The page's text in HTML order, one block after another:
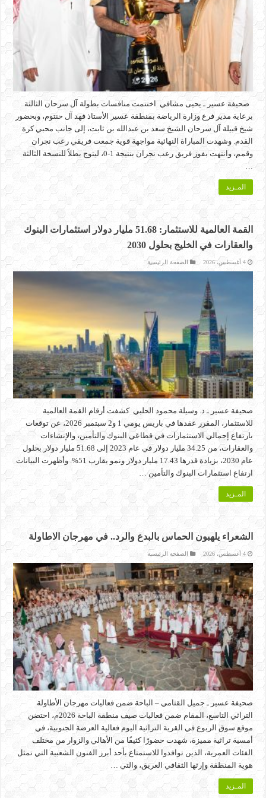
صحيفة عسير ـ يحيى مشافي اختتمت منافسات بطولة آل سرحان الثالثة
برعاية مدير فرع وزارة الرياضة بمنطقة عسير الأستاذ فهد آل حنتوم، وبحضور
شيخ قبيلة آل سرحان الشيخ سعد بن عبدالله بن ثابت، إلى جانب محبي كرة
القدم. وشهدت المباراة النهائية مواجهة قوية جمعت فريقي رعب نجران
وقمم، وانتهت بفوز فريق رعب نجران بنتيجة 1-0، ليتوج بطلاً للنسخة الثالثة
…
المـزيد
القمة العالمية للاستثمار: 51.68 مليار دولار استثمارات البنوك
والعقارات في الخليج بحلول 2030
4 أغسطس، 2026 الصفحة الرئيسية
صحيفة عسير ـ د. وسيلة محمود الحلبي كشفت أرقام القمة العالمية
للاستثمار، المقرر عقدها في باريس يومي 1 و2 سبتمبر 2026، عن توقعات
بارتفاع إجمالي الاستثمارات في قطاعَي البنوك والتأمين، والإنشاءات
والعقارات، من 34.25 مليار دولار في عام 2023 إلى 51.68 مليار دولار بحلول
عام 2030، بزيادة قدرها 17.43 مليار دولار ونمو يقارب 51%. وأظهرت البيانات
ارتفاع استثمارات البنوك والتأمين …
المـزيد
الشعراء يلهبون الحماس بالبدع والرد.. في مهرجان الاطاولة
4 أغسطس، 2026 الصفحة الرئيسية
صحيفة عسير ـ جميل القثامي – الباحة ضمن فعاليات مهرجان الأطاولة
التراثي التاسع، المقام ضمن فعاليات صيف منطقة الباحة 2026م، احتضن
موقع سوق الربوع في القرية التراثية اليوم فعالية العرضة الجنوبية، في
أمسية تراثية مميزة، شهدت حضورًا كثيفًا من الأهالي والزوار من مختلف
الفئات العمرية، الذين توافدوا للاستمتاع بأحد أبرز الفنون الشعبية التي تمثل
هوية المنطقة وإرثها الثقافي العريق، والتي …
المـزيد